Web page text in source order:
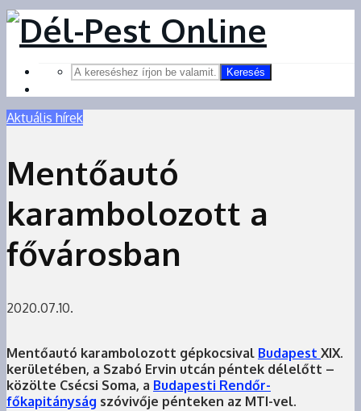
Keresés
Aktuális hírek
Mentőautó
karambolozott a
fővárosban
2020.07.10.
Mentőautó karambolozott gépkocsival Budapest XIX.
kerületében, a Szabó Ervin utcán péntek délelőtt –
közölte Csécsi Soma, a Budapesti Rendőr-
főkapitányság szóvivője pénteken az MTI-vel.